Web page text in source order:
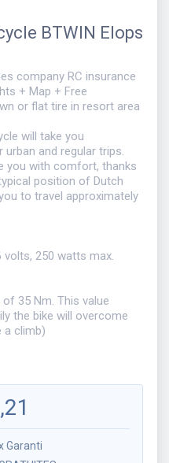
BTWIN Elops
company RC insurance
+ Map + Free
or flat tire in resort area
will take you
and regular trips.
you with comfort, thanks
position of Dutch
to travel approximately
250 watts max.
35 Nm. This value
the bike will overcome
a climb)
Garanti